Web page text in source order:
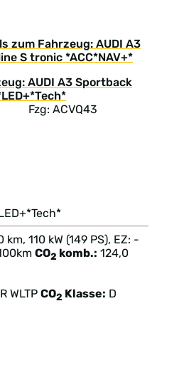
zum Fahrzeug: AUDI A3
S tronic *ACC*NAV+*
Fzg: ACVQ43
110 kW (149 PS), EZ: -
CO2 komb.: 124,0
WLTP CO2 Klasse: D